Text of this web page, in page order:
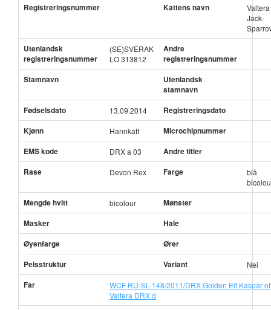
Registreringsnummer Kattens navn
Valtera
Jack-
Utenlandsk
registreringsnummer
(SE)SVERAK
LO 313812
Andre
registreringsnummer
Stamnavn
Utenlandsk
stamnavn
Fødselsdato
13.09.2014
Registreringsdato
Kjønn
Hannkatt
Microchipnummer
EMS kode
DRX a 03
Andre titler
Rase
Devon Rex Farge
blå
Mengde hvitt bicolour
Mønster
Masker
Hale
Øyenfarge
Ører
Pelsstruktur
Variant Nei
Far
WCF RU-SL-148/2011/DRX Golden Elf Kaspar of
Valtera DRX d